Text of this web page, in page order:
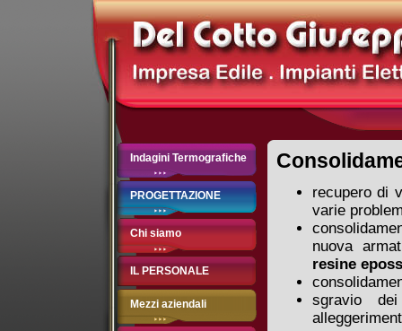
Indagini Termografiche
PROGETTAZIONE
Chi siamo
IL PERSONALE
Mezzi aziendali
recupero di
varie
nuova
resine
sgravio